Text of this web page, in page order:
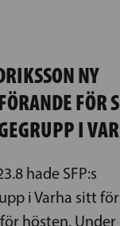
NY
FÖR
I
hade SFP:s
i Varha sitt
hösten.